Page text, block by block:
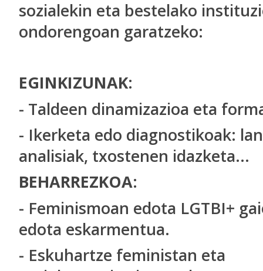
sozialekin eta bestelako
ondorengoan garatzeko:
EGINKIZUNAK:
- Taldeen dinamizazioa eta
- Ikerketa edo diagnostikoak:
analisiak, txostenen idazketa...
BEHARREZKOA:
- Feminismoan edota LGTBI+
edota eskarmentua.
- Eskuhartze feministan eta